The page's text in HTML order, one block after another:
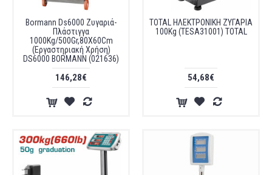
Bormann Ds6000 Ζυγαριά-
Πλάστιγγα
1000Kg/500Gr,80X60Cm
(Εργαστηριακή Χρήση)
DS6000 BORMANN (021636)
146,28€
TOTAL ΗΛΕΚΤΡΟΝΙΚΗ ΖΥΓΑΡΙΑ
100Kg (TESA31001) TOTAL
54,68€